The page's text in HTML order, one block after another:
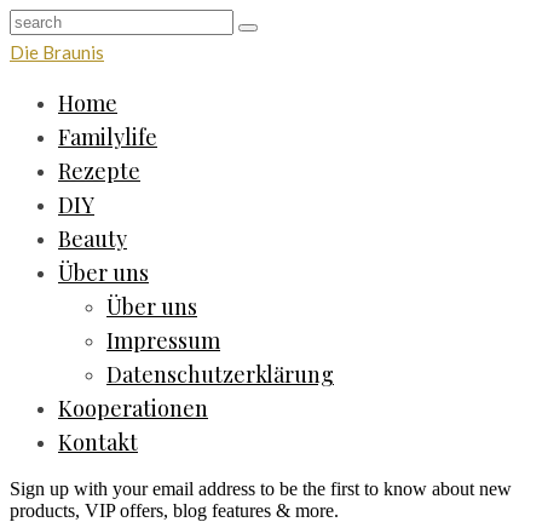
Die Braunis
Home
Familylife
Rezepte
DIY
Beauty
Über uns
Über uns
Impressum
Datenschutzerklärung
Kooperationen
Kontakt
Sign up with your email address to be the first to know about new
products, VIP offers, blog features & more.